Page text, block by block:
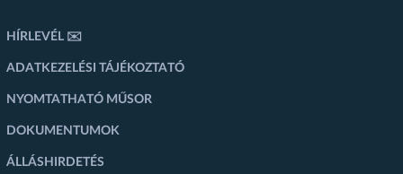
HÍRLEVÉL ✉️
ADATKEZELÉSI TÁJÉKOZTATÓ
NYOMTATHATÓ MŰSOR
DOKUMENTUMOK
ÁLLÁSHIRDETÉS